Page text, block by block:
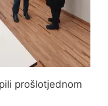
prošlotjednom